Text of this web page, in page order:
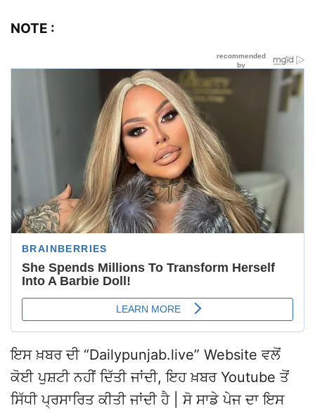
NOTE :
ਇਸ ਖ਼ਬਰ ਦੀ “Dailypunjab.live” Website ਵਲੋਂ
ਕੋਈ ਪੁਸ਼ਟੀ ਨਹੀਂ ਦਿੱਤੀ ਜਾਂਦੀ, ਇਹ ਖ਼ਬਰ Youtube ਤੋਂ
ਸਿੱਧੀ ਪ੍ਰਸਾਰਿਤ ਕੀਤੀ ਜਾਂਦੀ ਹੈ | ਸੋ ਸਾਡੇ ਪੇਜ ਦਾ ਇਸ